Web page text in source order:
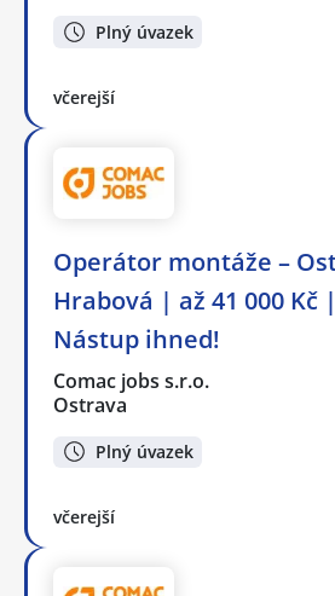
Plný úvazek
včerejší
Operátor montáže –
Hrabová | až 41 000 Kč |
Nástup ihned!
Comac jobs s.r.o.
Ostrava
Plný úvazek
včerejší